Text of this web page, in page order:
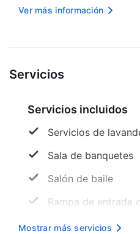
habitación disponible con
Ver más información
Servicios
Servicios incluidos
Servicios de
Sala de banquetes
Salón de baile
Rampa de entrada
Recepción gratuita
Mostrar más servicios